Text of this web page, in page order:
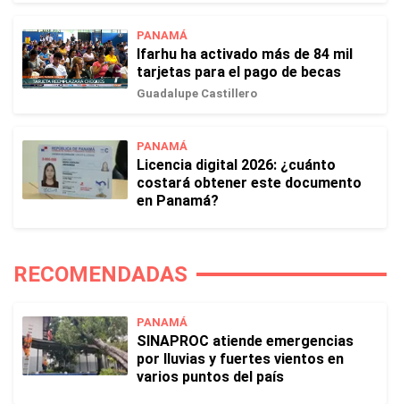
PANAMÁ
Ifarhu ha activado más de 84 mil
tarjetas para el pago de becas
Guadalupe Castillero
PANAMÁ
Licencia digital 2026: ¿cuánto
costará obtener este documento
en Panamá?
RECOMENDADAS
PANAMÁ
SINAPROC atiende emergencias
por lluvias y fuertes vientos en
varios puntos del país